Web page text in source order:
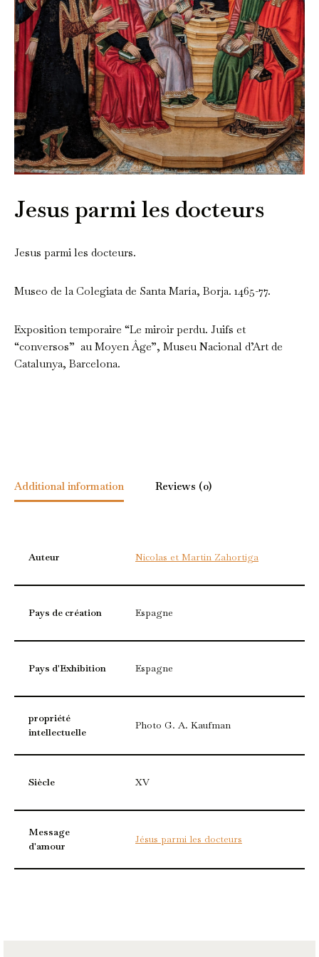
Jesus parmi les docteurs
Jesus parmi les docteurs.
Museo de la Colegiata de Santa María, Borja. 1465-77.
Exposition temporaire “Le miroir perdu. Juifs et
“conversos” au Moyen Âge”, Museu Nacional d’Art de
Catalunya, Barcelona.
Additional information Reviews (0)
Auteur Nicolas et Martin Zahortiga
Pays de création Espagne
Pays d'Exhibition Espagne
propriété
intellectuelle
Photo G. A. Kaufman
Siècle XV
Message
d'amour
Jésus parmi les docteurs